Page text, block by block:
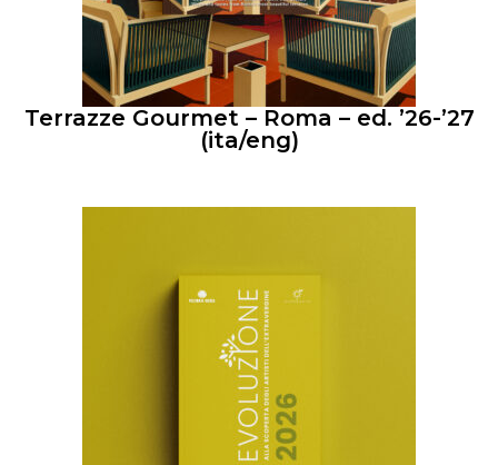
Terrazze Gourmet – Roma – ed. ’26-’27
(ita/eng)